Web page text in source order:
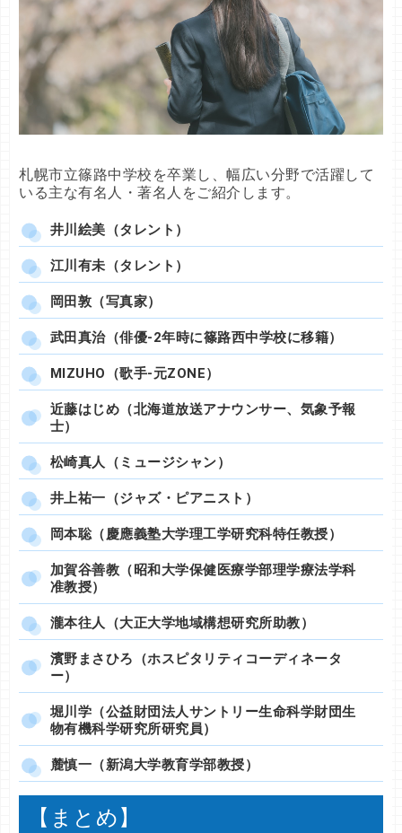
札幌市立篠路中学校を卒業し、幅広い分野で活躍して
いる主な有名人・著名人をご紹介します。
井川絵美（タレント）
江川有未（タレント）
岡田敦（写真家）
武田真治（俳優-2年時に篠路西中学校に移籍）
MIZUHO（歌手-元ZONE）
近藤はじめ（北海道放送アナウンサー、気象予報
士）
松崎真人（ミュージシャン）
井上祐一（ジャズ・ピアニスト）
岡本聡（慶應義塾大学理工学研究科特任教授）
加賀谷善教（昭和大学保健医療学部理学療法学科
准教授）
瀧本往人（大正大学地域構想研究所助教）
濱野まさひろ（ホスピタリティコーディネータ
ー）
堀川学（公益財団法人サントリー生命科学財団生
物有機科学研究所研究員）
麓慎一（新潟大学教育学部教授）
【まとめ】